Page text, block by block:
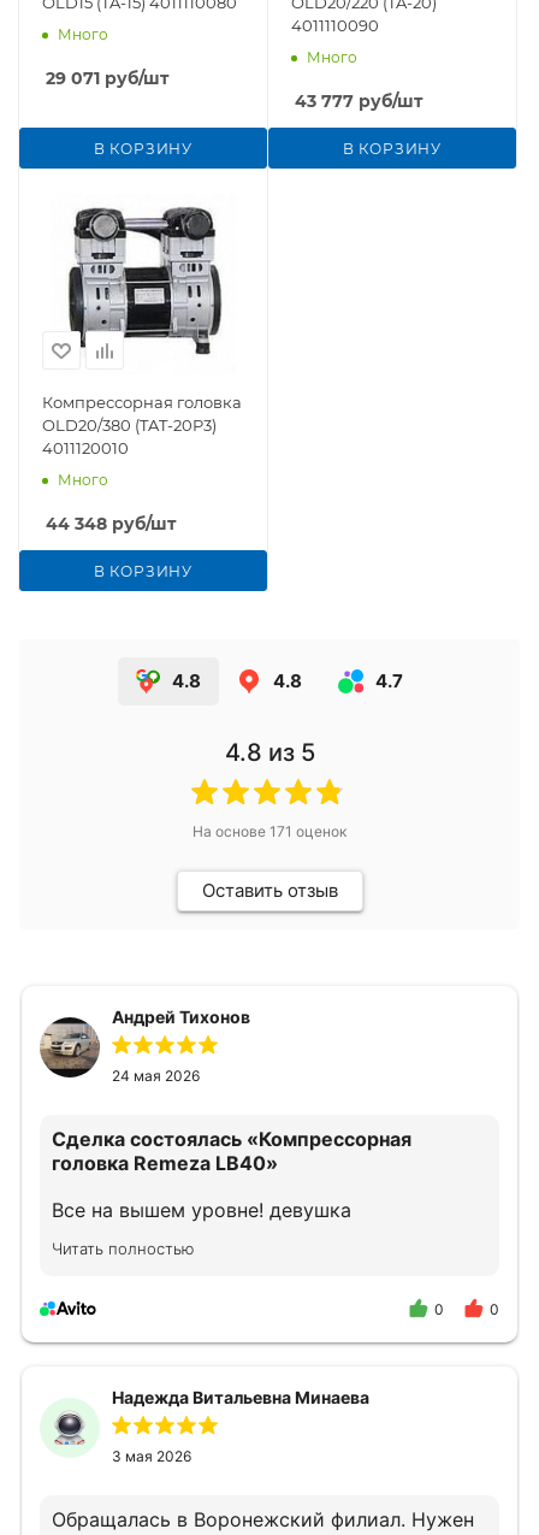
Много
29 071 руб/шт
В КОРЗИНУ
4011110090
Много
43 777 руб/шт
В КОРЗИНУ
Компрессорная головка
OLD20/380 (TAT-20P3)
4011120010
Много
44 348 руб/шт
В КОРЗИНУ
4.8 4.8 4.7
4.8 из 5
На основе 171 оценок
Оставить отзыв
Андрей Тихонов
24 мая 2026
Сделка состоялась «Компрессорная
головка Remeza LB40»
Все на вышем уровне! девушка
Читать полностью
0 0
Надежда Витальевна Минаева
3 мая 2026
Обращалась в Воронежский филиал. Нужен